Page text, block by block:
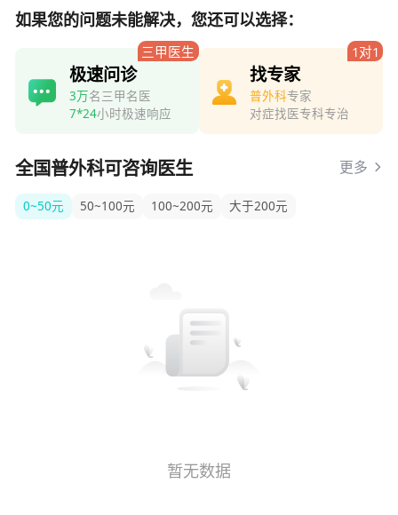
如果您的问题未能解决，您还可以选择：
三甲医生
极速问诊
3万名三甲名医
7*24小时极速响应
1对1
找专家
普外科专家
对症找医专科专治
全国普外科可咨询医生 更多
0~50元 50~100元 100~200元 大于200元
暂无数据